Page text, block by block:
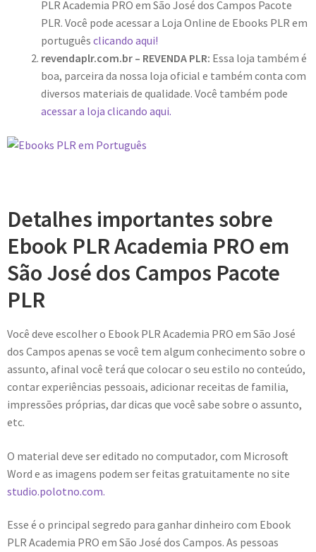
PLR Academia PRO em São José dos Campos Pacote
PLR. Você pode acessar a Loja Online de Ebooks PLR em
português clicando aqui!
revendaplr.com.br – REVENDA PLR: Essa loja também é
boa, parceira da nossa loja oficial e também conta com
diversos materiais de qualidade. Você também pode
acessar a loja clicando aqui.
Detalhes importantes sobre
Ebook PLR Academia PRO em
São José dos Campos Pacote
PLR
Você deve escolher o Ebook PLR Academia PRO em São José
dos Campos apenas se você tem algum conhecimento sobre o
assunto, afinal você terá que colocar o seu estilo no conteúdo,
contar experiências pessoais, adicionar receitas de familia,
impressões próprias, dar dicas que você sabe sobre o assunto,
etc.
O material deve ser editado no computador, com Microsoft
Word e as imagens podem ser feitas gratuitamente no site
studio.polotno.com.
Esse é o principal segredo para ganhar dinheiro com Ebook
PLR Academia PRO em São José dos Campos. As pessoas